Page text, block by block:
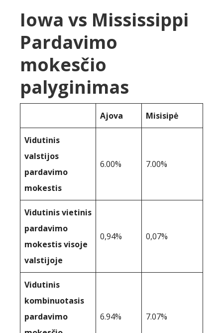
Iowa vs Mississippi
Pardavimo
mokesčio
palyginimas
Ajova Misisipė
Vidutinis
valstijos
pardavimo
mokestis
6.00% 7.00%
Vidutinis vietinis
pardavimo
mokestis visoje
valstijoje
0,94% 0,07%
Vidutinis
kombinuotasis
pardavimo
6.94% 7.07%